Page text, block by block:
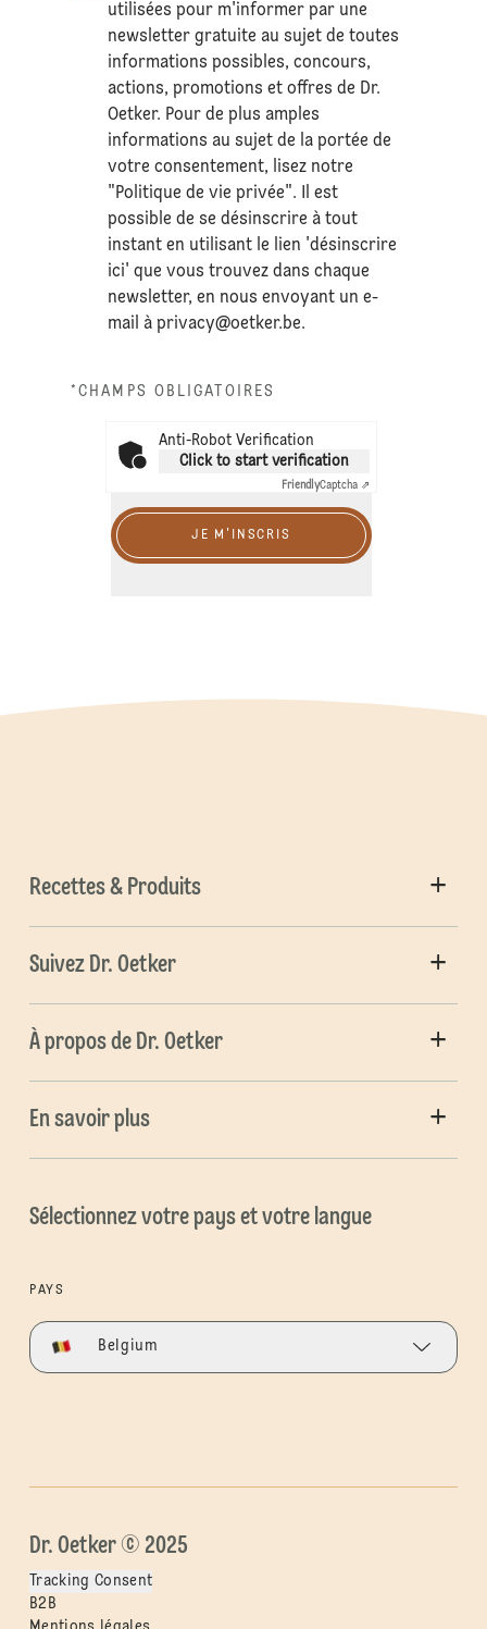
utilisées pour m'informer par une
newsletter gratuite au sujet de toutes
informations possibles, concours,
actions, promotions et offres de Dr.
Oetker. Pour de plus amples
informations au sujet de la portée de
votre consentement, lisez notre
"Politique de vie privée". Il est
possible de se désinscrire à tout
instant en utilisant le lien 'désinscrire
ici' que vous trouvez dans chaque
newsletter, en nous envoyant un e-
mail àprivacy@oetker.be.
*CHAMPS OBLIGATOIRES
Anti-Robot Verification
Click to start verification
FriendlyCaptcha ⇗
JE M'INSCRIS
Recettes & Produits
Suivez Dr. Oetker
À propos de Dr. Oetker
En savoir plus
Sélectionnez votre pays et votre langue
PAYS
Belgium
Dr. Oetker © 2025
Tracking Consent
B2B